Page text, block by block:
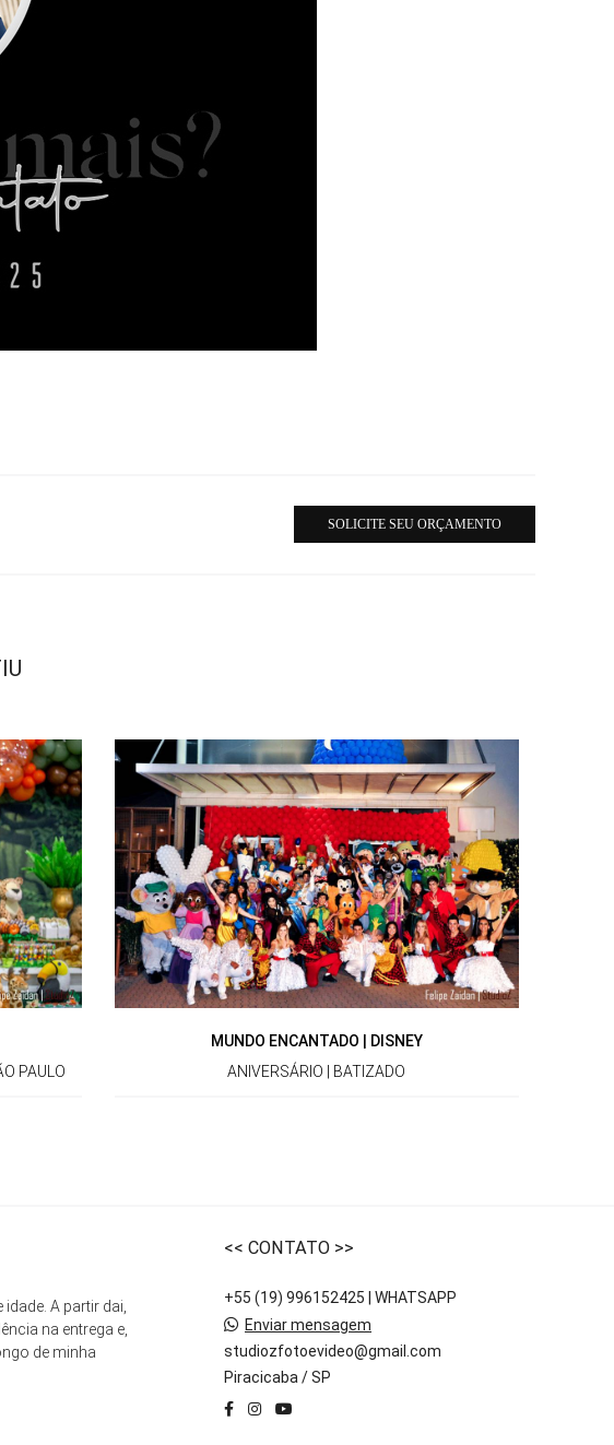
SOLICITE SEU ORÇAMENTO
PAULO
MUNDO ENCANTADO | DISNEY
ANIVERSÁRIO | BATIZADO
A partir dai,
na entrega e,
de minha
<< CONTATO >>
+55 (19) 996152425 | WHATSAPP
Enviar mensagem
studiozfotoevideo@gmail.com
Piracicaba / SP